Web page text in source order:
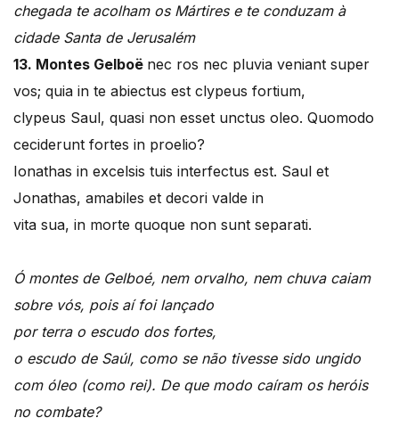
chegada te acolham os Mártires e te conduzam à
cidade Santa de Jerusalém
13. Montes Gelboë nec ros nec pluvia veniant super
vos; quia in te abiectus est clypeus fortium,
clypeus Saul, quasi non esset unctus oleo. Quomodo
ceciderunt fortes in proelio?
Ionathas in excelsis tuis interfectus est. Saul et
Jonathas, amabiles et decori valde in
vita sua, in morte quoque non sunt separati.
Ó montes de Gelboé, nem orvalho, nem chuva caiam
sobre vós, pois aí foi lançado
por terra o escudo dos fortes,
o escudo de Saúl, como se não tivesse sido ungido
com óleo (como rei). De que modo caíram os heróis
no combate?